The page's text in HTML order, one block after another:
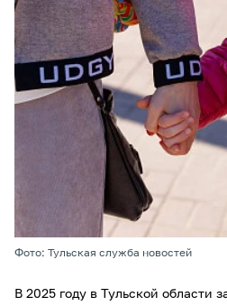
Фото: Тульская служба новостей
В 2025 году в Тульской области